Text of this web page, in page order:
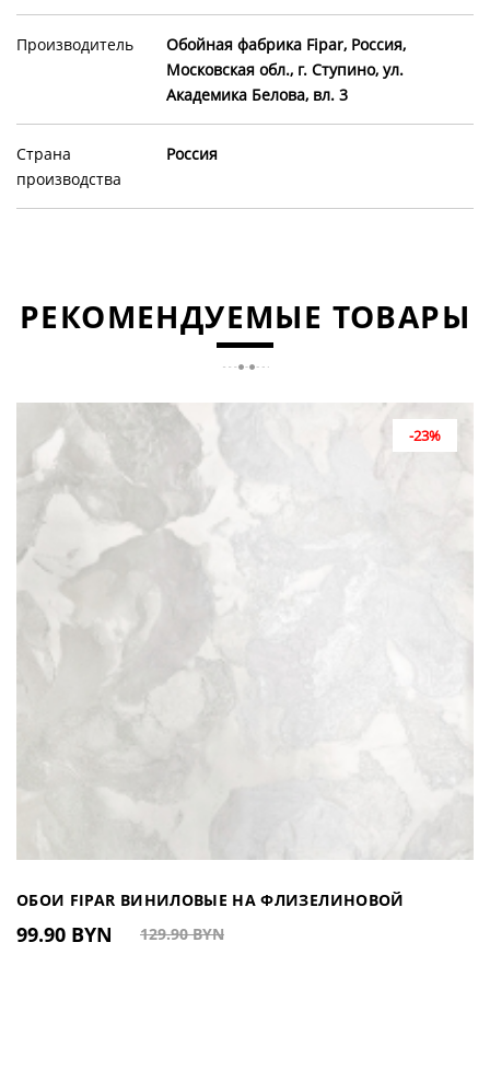
Производитель
Обойная фабрика Fipar, Россия,
Московская обл., г. Ступино, ул.
Академика Белова, вл. 3
Страна
производства
Россия
РЕКОМЕНДУЕМЫЕ ТОВАРЫ
-23%
ОБОИ FIPAR ВИНИЛОВЫЕ НА ФЛИЗЕЛИНОВОЙ
ОСНОВЕ АРТ. 23540 (РОССИЯ)
99.90 BYN 129.90 BYN